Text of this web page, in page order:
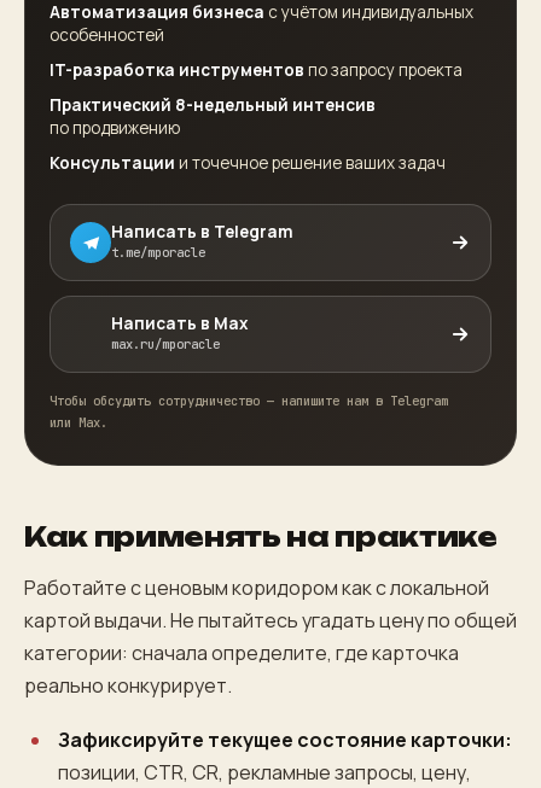
Автоматизация бизнеса с учётом индивидуальных
особенностей
IT-разработка инструментов по запросу проекта
Практический 8-недельный интенсив
по продвижению
Консультации и точечное решение ваших задач
Написать в Telegram
t.me/mporacle
Написать в Max
max.ru/mporacle
Чтобы обсудить сотрудничество — напишите нам в Telegram
или Max.
Как применять на практике
Работайте с ценовым коридором как с локальной
картой выдачи. Не пытайтесь угадать цену по общей
категории: сначала определите, где карточка
реально конкурирует.
Зафиксируйте текущее состояние карточки:
позиции, CTR, CR, рекламные запросы, цену,